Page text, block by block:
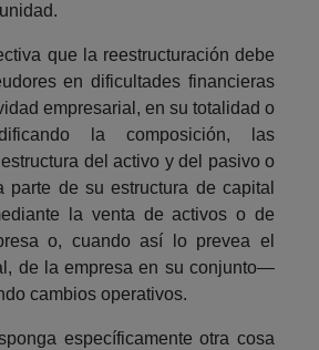
que la reestructuración debe
en dificultades financieras
empresarial, en su totalidad o
la composición, las
del activo y del pasivo o
parte de su estructura de capital
la venta de activos o de
o, cuando así lo prevea el
de la empresa en su conjunto―
cambios operativos.
específicamente otra cosa